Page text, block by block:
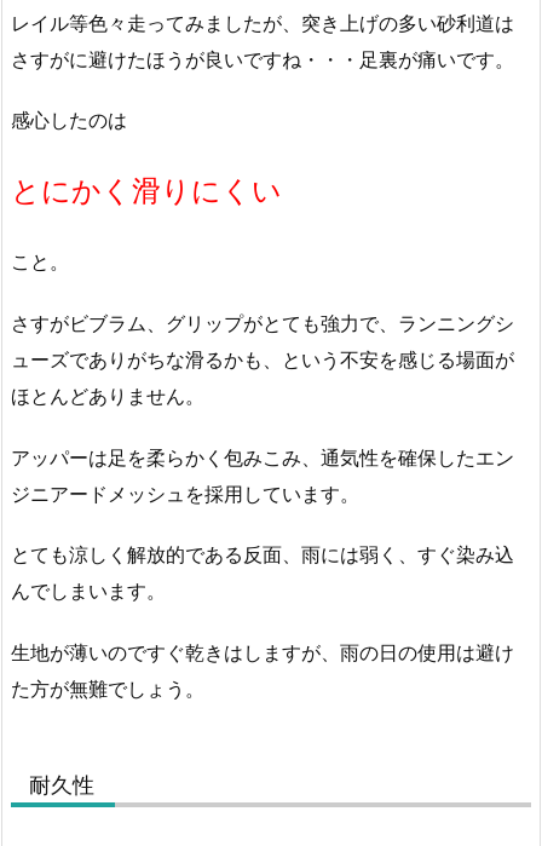
レイル等色々走ってみましたが、突き上げの多い砂利道は
さすがに避けたほうが良いですね・・・足裏が痛いです。
感心したのは
とにかく滑りにくい
こと。
さすがビブラム、グリップがとても強力で、ランニングシ
ューズでありがちな滑るかも、という不安を感じる場面が
ほとんどありません。
アッパーは足を柔らかく包みこみ、通気性を確保したエン
ジニアードメッシュを採用しています。
とても涼しく解放的である反面、雨には弱く、すぐ染み込
んでしまいます。
生地が薄いのですぐ乾きはしますが、雨の日の使用は避け
た方が無難でしょう。
耐久性